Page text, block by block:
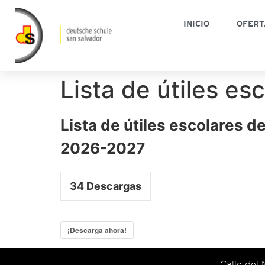
INICIO
Lista de útiles
Lista de útiles escolares
2026-2027
34 Descargas
¡Descarga ahora!